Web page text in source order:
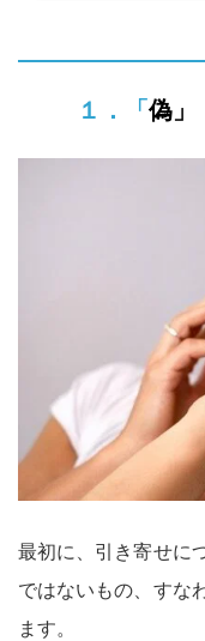
め
１．
最初に、引き寄せに
ではないもの、すな
ます。